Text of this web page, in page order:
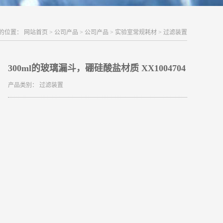
位置： 网站首页 > 公司产品 > 公司产品 > 实验室常规耗材 > 过滤装置
300ml的玻璃漏斗，硼硅酸盐材质 XX1004704
产品类别： 过滤装置